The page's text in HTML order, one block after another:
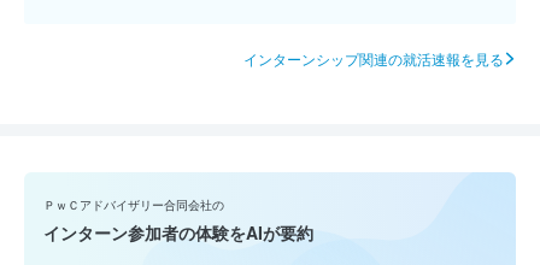
インターンシップ関連の就活速報を見る
ＰｗＣアドバイザリー合同会社の
インターン参加者の体験をAIが要約